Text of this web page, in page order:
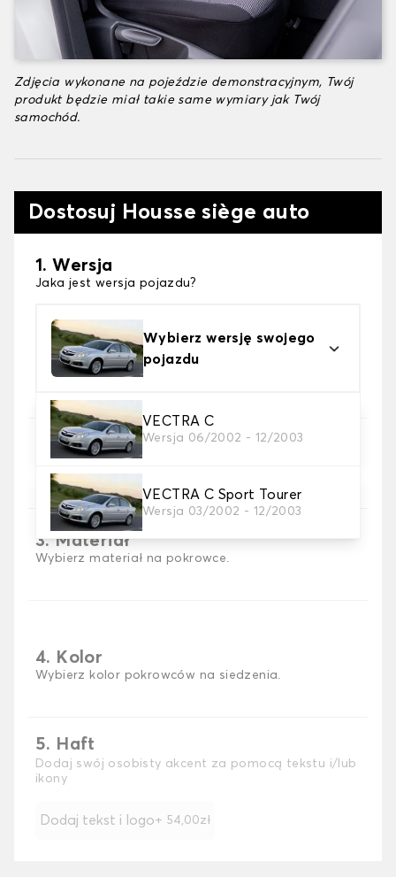
Zdjęcia wykonane na pojeździe demonstracyjnym, Twój
produkt będzie miał takie same wymiary jak Twój
samochód.
Dostosuj Housse siège auto
1. Wersja
Jaka jest wersja pojazdu?
Wybierz wersję swojego
pojazdu
VECTRA C
Wersja 06/2002 - 12/2003
VECTRA C Sport Tourer
Wersja 03/2002 - 12/2003
2. Wybór gry
potrzebujesz
3. Materiał
Wybierz materiał na pokrowce.
4. Kolor
Wybierz kolor pokrowców na siedzenia.
5. Haft
Dodaj swój osobisty akcent za pomocą tekstu i/lub
ikony
Dodaj tekst i logo + 54,00zł